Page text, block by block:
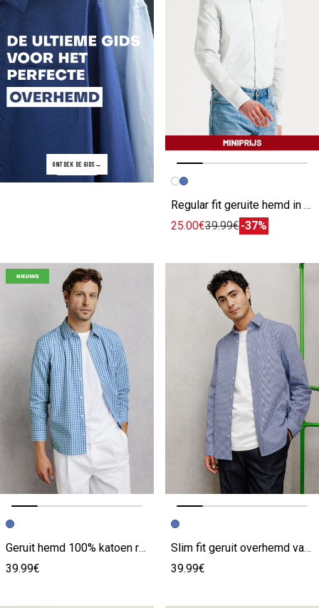
ONTDEK DE GIDS
Vorige afbeelding
Volgende beeld
Regular fit geruite hemd in katoen
25.00€39.99€-37%
Vorige afbeelding
Volgende beeld
Geruit hemd 100% katoen regular
39.99€
Vorige afbeelding
Volgende beeld
Slim fit geruit overhemd van 100% katoen
39.99€